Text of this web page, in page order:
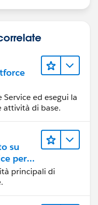
ed esegui la
attività di base.
su
per
principali di